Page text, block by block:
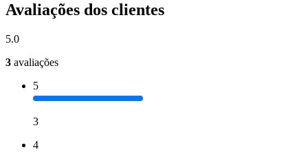
Avaliações dos clientes
5.0
3 avaliações
5
3
4